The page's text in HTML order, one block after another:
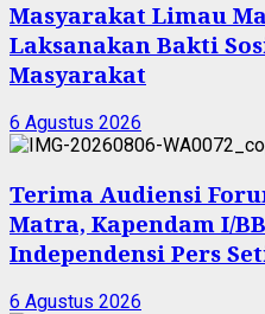
Masyarakat Limau
Laksanakan Bakti
Masyarakat
6 Agustus 2026
Terima Audiensi
Matra, Kapendam I/
Independensi Pers
6 Agustus 2026